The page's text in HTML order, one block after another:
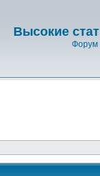
Высокие
Форум